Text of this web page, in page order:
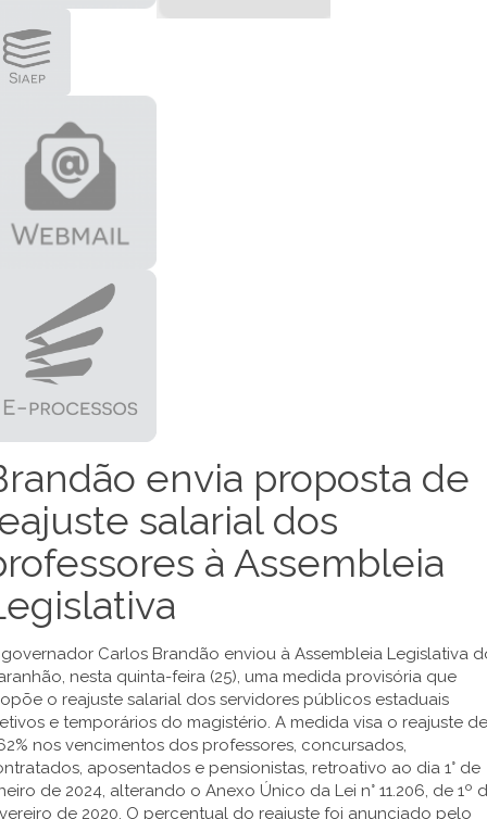
envia proposta de
salarial dos
à Assembleia
Carlos Brandão enviou à Assembleia Legislativa
nesta quinta-feira (25), uma medida provisória que
o reajuste salarial dos servidores públicos estaduais
e temporários do magistério. A medida visa o reajuste de
nos vencimentos dos professores, concursados,
aposentados e pensionistas, retroativo ao dia 1° de
de 2024, alterando o Anexo Único da Lei n° 11.206, de 1º
de 2020. O percentual do reajuste foi anunciado pelo